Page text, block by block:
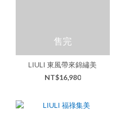
售完
LIULI 東風帶來錦繡美
NT$16,980